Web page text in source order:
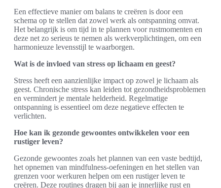
Een effectieve manier om balans te creëren is door een
schema op te stellen dat zowel werk als ontspanning omvat.
Het belangrijk is om tijd in te plannen voor rustmomenten en
deze net zo serieus te nemen als werkverplichtingen, om een
harmonieuze levensstijl te waarborgen.
Wat is de invloed van stress op lichaam en geest?
Stress heeft een aanzienlijke impact op zowel je lichaam als
geest. Chronische stress kan leiden tot gezondheidsproblemen
en vermindert je mentale helderheid. Regelmatige
ontspanning is essentieel om deze negatieve effecten te
verlichten.
Hoe kan ik gezonde gewoontes ontwikkelen voor een
rustiger leven?
Gezonde gewoontes zoals het plannen van een vaste bedtijd,
het opnemen van mindfulness-oefeningen en het stellen van
grenzen voor werkuren helpen om een rustiger leven te
creëren. Deze routines dragen bij aan je innerlijke rust en